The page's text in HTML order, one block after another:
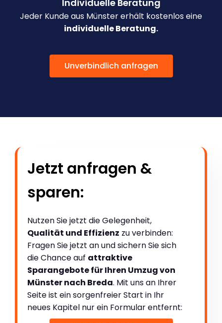
Individuelle Beratung
Jeder Kunde aus Münster erhält kostenlos eine
individuelle Beratung.
Unverbindlich anfragen
Jetzt anfragen &
sparen:
Nutzen Sie jetzt die Gelegenheit,
Qualität und Effizienz zu verbinden:
Fragen Sie jetzt an und sichern Sie sich
die Chance auf attraktive
Sparangebote für Ihren Umzug von
Münster nach Breda. Mit uns an Ihrer
Seite ist ein sorgenfreier Start in Ihr
neues Kapitel nur ein Formular entfernt: